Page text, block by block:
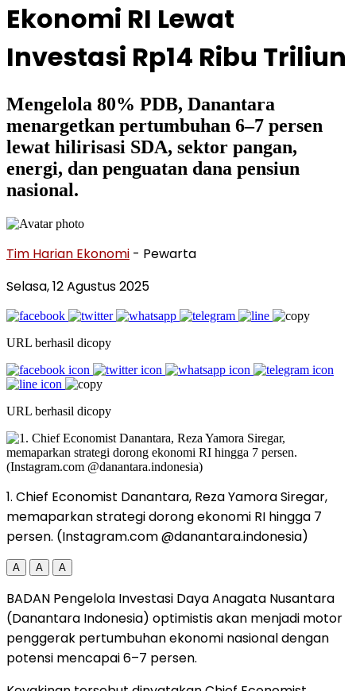
Ekonomi RI Lewat
Investasi Rp14 Ribu Triliun
Mengelola 80% PDB, Danantara
menargetkan pertumbuhan 6–7 persen
lewat hilirisasi SDA, sektor pangan,
energi, dan penguatan dana pensiun
nasional.
Tim Harian Ekonomi - Pewarta
Selasa, 12 Agustus 2025
URL berhasil dicopy
URL berhasil dicopy
1. Chief Economist Danantara, Reza Yamora Siregar,
memaparkan strategi dorong ekonomi RI hingga 7
persen. (Instagram.com @danantara.indonesia)
A A A
BADAN Pengelola Investasi Daya Anagata Nusantara
(Danantara Indonesia) optimistis akan menjadi motor
penggerak pertumbuhan ekonomi nasional dengan
potensi mencapai 6–7 persen.